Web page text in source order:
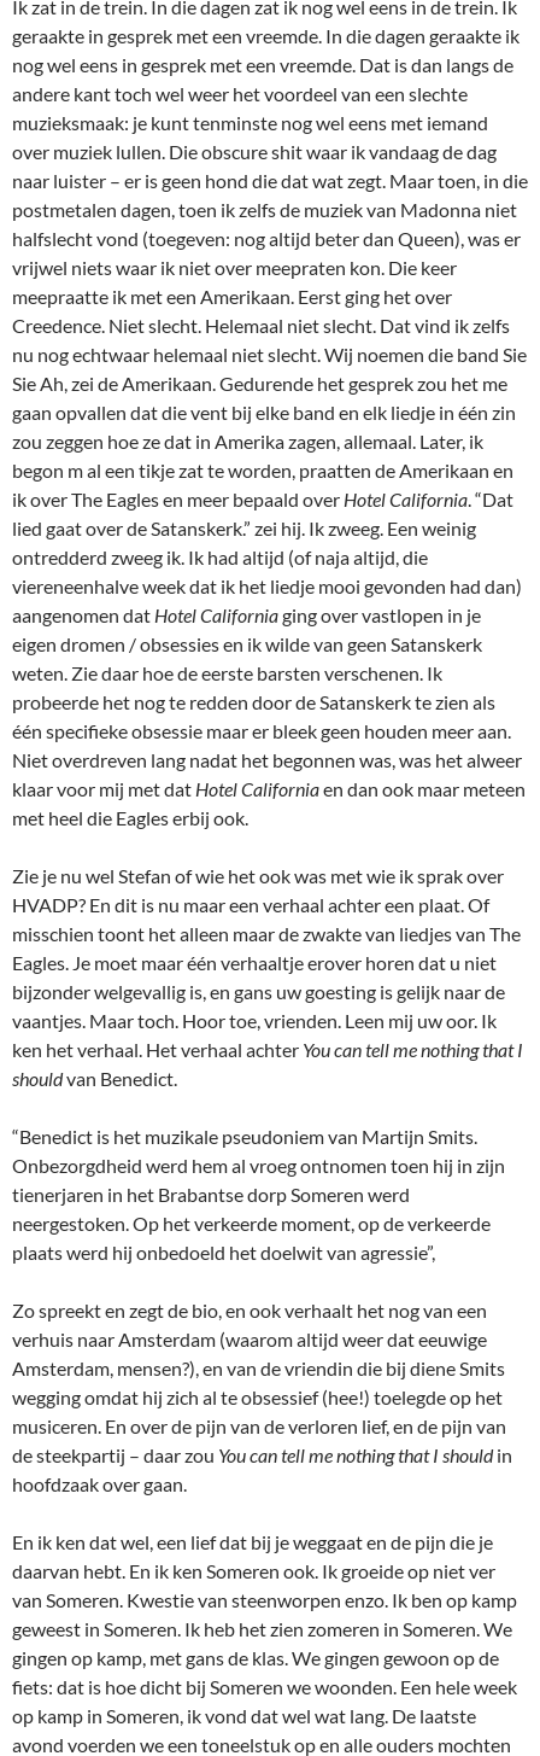
Ik zat in de trein. In die dagen zat ik nog wel eens in de trein. Ik
geraakte in gesprek met een vreemde. In die dagen geraakte ik
nog wel eens in gesprek met een vreemde. Dat is dan langs de
andere kant toch wel weer het voordeel van een slechte
muzieksmaak: je kunt tenminste nog wel eens met iemand
over muziek lullen. Die obscure shit waar ik vandaag de dag
naar luister – er is geen hond die dat wat zegt. Maar toen, in die
postmetalen dagen, toen ik zelfs de muziek van Madonna niet
halfslecht vond (toegeven: nog altijd beter dan Queen), was er
vrijwel niets waar ik niet over meepraten kon. Die keer
meepraatte ik met een Amerikaan. Eerst ging het over
Creedence. Niet slecht. Helemaal niet slecht. Dat vind ik zelfs
nu nog echtwaar helemaal niet slecht. Wij noemen die band Sie
Sie Ah, zei de Amerikaan. Gedurende het gesprek zou het me
gaan opvallen dat die vent bij elke band en elk liedje in één zin
zou zeggen hoe ze dat in Amerika zagen, allemaal. Later, ik
begon m al een tikje zat te worden, praatten de Amerikaan en
ik over The Eagles en meer bepaald over Hotel California. “Dat
lied gaat over de Satanskerk.” zei hij. Ik zweeg. Een weinig
ontredderd zweeg ik. Ik had altijd (of naja altijd, die
viereneenhalve week dat ik het liedje mooi gevonden had dan)
aangenomen dat Hotel Californiaging over vastlopen in je
eigen dromen / obsessies en ik wilde van geen Satanskerk
weten. Zie daar hoe de eerste barsten verschenen. Ik
probeerde het nog te redden door de Satanskerk te zien als
één specifieke obsessie maar er bleek geen houden meer aan.
Niet overdreven lang nadat het begonnen was, was het alweer
klaar voor mij met dat Hotel Californiaen dan ook maar meteen
met heel die Eagles erbij ook.
Zie je nu wel Stefan of wie het ook was met wie ik sprak over
HVADP? En dit is nu maar een verhaal achter een plaat. Of
misschien toont het alleen maar de zwakte van liedjes van The
Eagles. Je moet maar één verhaaltje erover horen dat u niet
bijzonder welgevallig is, en gans uw goesting is gelijk naar de
vaantjes. Maar toch. Hoor toe, vrienden. Leen mij uw oor. Ik
ken het verhaal. Het verhaal achter You can tell me nothing that I
shouldvan Benedict.
“Benedict is het muzikale pseudoniem van Martijn Smits.
Onbezorgdheid werd hem al vroeg ontnomen toen hij in zijn
tienerjaren in het Brabantse dorp Someren werd
neergestoken. Op het verkeerde moment, op de verkeerde
plaats werd hij onbedoeld het doelwit van agressie”,
Zo spreekt en zegt de bio, en ook verhaalt het nog van een
verhuis naar Amsterdam (waarom altijd weer dat eeuwige
Amsterdam, mensen?), en van de vriendin die bij diene Smits
wegging omdat hij zich al te obsessief (hee!) toelegde op het
musiceren. En over de pijn van de verloren lief, en de pijn van
de steekpartij – daar zou You can tell me nothing that I shouldin
hoofdzaak over gaan.
En ik ken dat wel, een lief dat bij je weggaat en de pijn die je
daarvan hebt. En ik ken Someren ook. Ik groeide op niet ver
van Someren. Kwestie van steenworpen enzo. Ik ben op kamp
geweest in Someren. Ik heb het zien zomeren in Someren. We
gingen op kamp, met gans de klas. We gingen gewoon op de
fiets: dat is hoe dicht bij Someren we woonden. Een hele week
op kamp in Someren, ik vond dat wel wat lang. De laatste
avond voerden we een toneelstuk op en alle ouders mochten